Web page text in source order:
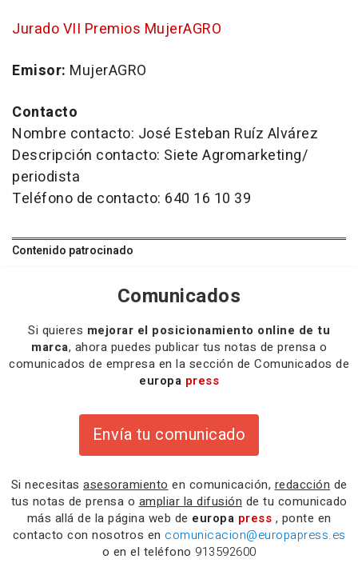
Jurado VII Premios MujerAGRO
Emisor: MujerAGRO
Contacto
Nombre contacto: José Esteban Ruíz Alvárez
Descripción contacto: Siete Agromarketing/
periodista
Teléfono de contacto: 640 16 10 39
Contenido patrocinado
Comunicados
Si quieres mejorar el posicionamiento online de tu
marca, ahora puedes publicar tus notas de prensa o
comunicados de empresa en la sección de Comunicados de
europa press
Envía tu comunicado
Si necesitas asesoramiento en comunicación, redacción de
tus notas de prensa o ampliar la difusión de tu comunicado
más allá de la página web de europa press , ponte en
contacto con nosotros en comunicacion@europapress.es
o en el teléfono 913592600